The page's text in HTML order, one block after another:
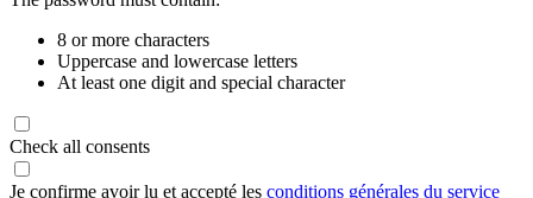
8 or more characters
Uppercase and lowercase letters
At least one digit and special character
Check all consents
Je confirme avoir lu et accepté les conditions générales du service